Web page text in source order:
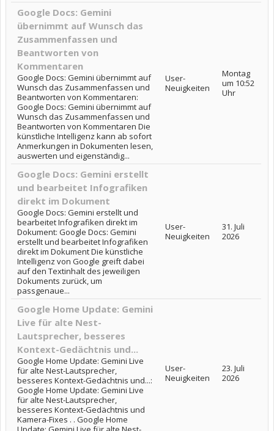
Google Docs: Gemini
übernimmt auf Wunsch das
Zusammenfassen und
Beantworten von
Kommentaren
Google Docs: Gemini übernimmt auf
Wunsch das Zusammenfassen und
Beantworten von Kommentaren:
Google Docs: Gemini übernimmt auf
Wunsch das Zusammenfassen und
Beantworten von Kommentaren Die
künstliche Intelligenz kann ab sofort
Anmerkungen in Dokumenten lesen,
auswerten und eigenständig...
User-
Neuigkeiten
Montag
um 10:52
Uhr
Google Docs: Gemini erstellt
und bearbeitet Infografiken
direkt im Dokument
Google Docs: Gemini erstellt und
bearbeitet Infografiken direkt im
Dokument: Google Docs: Gemini
erstellt und bearbeitet Infografiken
direkt im Dokument Die künstliche
Intelligenz von Google greift dabei
auf den Textinhalt des jeweiligen
Dokuments zurück, um
passgenaue...
User-
Neuigkeiten
31. Juli
2026
Google Home Update: Gemini
Live für alte Nest-
Lautsprecher, besseres
Kontext-Gedächtnis und...
Google Home Update: Gemini Live
für alte Nest-Lautsprecher,
besseres Kontext-Gedächtnis und...:
Google Home Update: Gemini Live
für alte Nest-Lautsprecher,
besseres Kontext-Gedächtnis und
Kamera-Fixes . . Google Home
User-
Neuigkeiten
23. Juli
2026